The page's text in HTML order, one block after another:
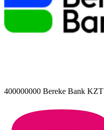
400000000 Bereke Bank KZT